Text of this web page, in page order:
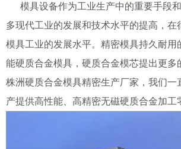
模具设备作为工业生产中的重要手段
多现代工业的发展和技术水平的提高，在
模具工业的发展水平。精密模具持久耐用
能硬质合金模具，硬质合金模芯提出更多
株洲硬质合金模具精密生产厂家，我们一
产提供高性能、高精密无磁硬质合金加工